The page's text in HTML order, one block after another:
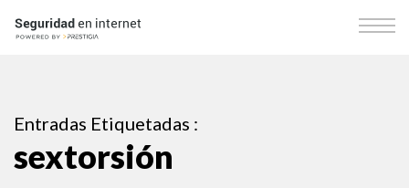
Entradas Etiquetadas :
sextorsión